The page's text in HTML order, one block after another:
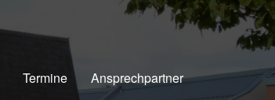
Termine Ansprechpartner